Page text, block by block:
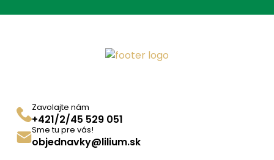
Zavolajte nám
+421/2/45 529 051
Sme tu pre vás!
objednavky@lilium.sk